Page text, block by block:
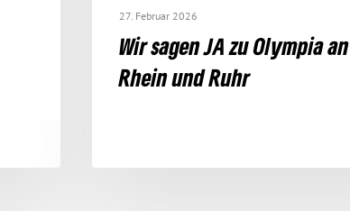
27. Februar 2026
Wir sagen JA zu Olympia an
Rhein und Ruhr